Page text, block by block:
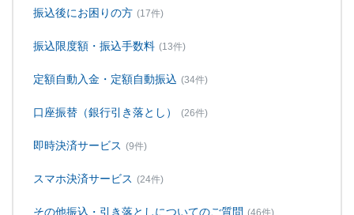
振込後にお困りの方 (17件)
振込限度額・振込手数料 (13件)
定額自動入金・定額自動振込 (34件)
口座振替（銀行引き落とし） (26件)
即時決済サービス (9件)
スマホ決済サービス (24件)
その他振込・引き落としについてのご質問 (46件)